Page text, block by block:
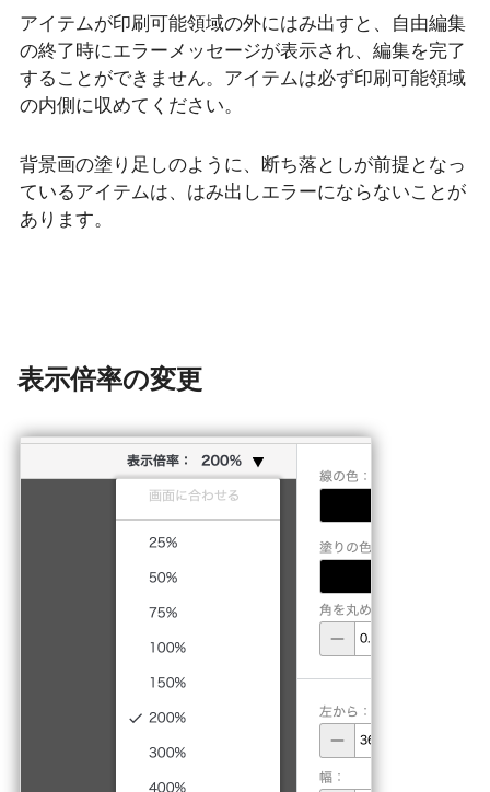
アイテムが印刷可能領域の外にはみ出すと、自由編集
の終了時にエラーメッセージが表示され、編集を完了
することができません。アイテムは必ず印刷可能領域
の内側に収めてください。
背景画の塗り足しのように、断ち落としが前提となっ
ているアイテムは、はみ出しエラーにならないことが
あります。
表示倍率の変更